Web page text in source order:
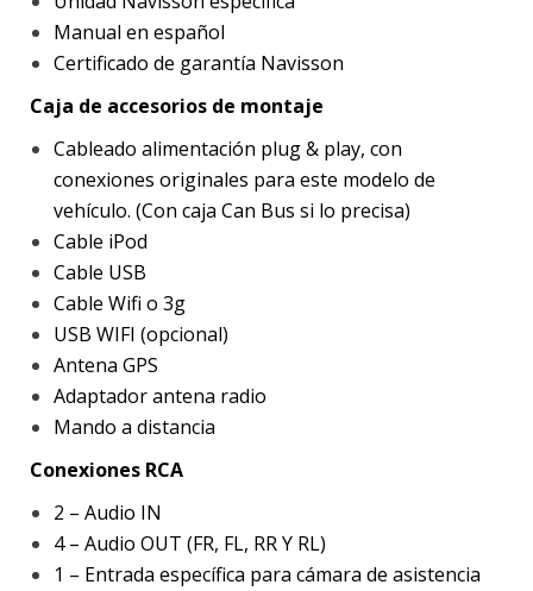
Manual en español
Certificado de garantía Navisson
Caja de accesorios de montaje
Cableado alimentación plug & play, con
conexiones originales para este modelo de
vehículo. (Con caja Can Bus si lo precisa)
Cable iPod
Cable USB
Cable Wifi o 3g
USB WIFI (opcional)
Antena GPS
Adaptador antena radio
Mando a distancia
Conexiones RCA
2 – Audio IN
4 – Audio OUT (FR, FL, RR Y RL)
1 – Entrada específica para cámara de asistencia